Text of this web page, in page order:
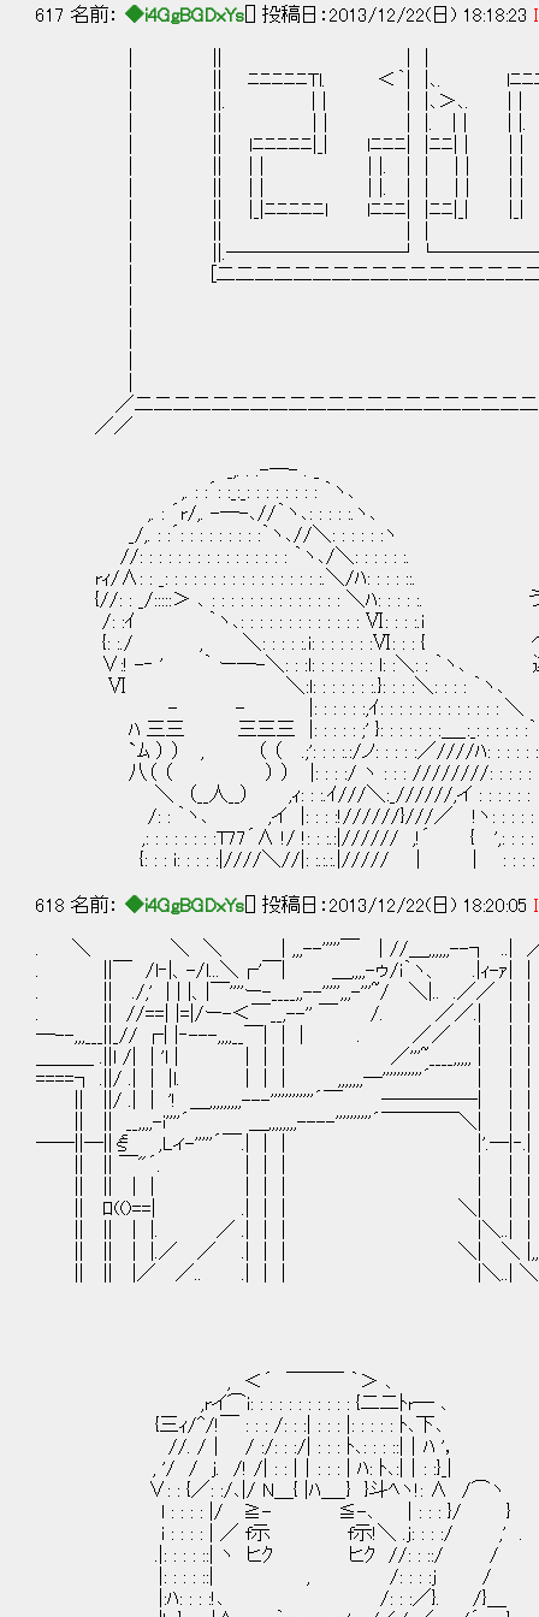
617 名前： ◆i4GgBGDxYs [] 投稿日：2013/12/22(日) 18:18:23
| || ﾆﾆﾆﾆﾆTl. ＜｀| |､. lﾆﾆﾆ
| ||. | | | |､＞､. | |
| || lﾆﾆﾆﾆﾆ|_| lﾆﾆﾆ| |ﾆﾆ
| || |_|ﾆﾆﾆﾆﾆl lﾆﾆﾆ| |ﾆﾆ
|
| [二二二二二二二二二二二二二二二二二
／二二二二二二二二二二二二二二二二二二二二二
／／
_,. . .-―- . _
,. : :´: :_:_: : : : : : : : ｀ヽ､
,. : ´r/,. -―-､//｀ヽ､: : : : :.ヽ､
_/,. : :´: : : : : : : : :｀ヽ､//＼: : : : : :ヽ
//: : : : : : : : : : : : : : : : ｀ヽ､/＼: : : : : :.
rｨ/∧: : _: : : : : : : : : : : : : : : : :.＼/ﾊ: : : : ::.
{//: : _/:::::＞ ､ : : : : : : : : : : : : : : ＼ﾊ: : : : :. うう
/: :ｲ ｀ヽ､: : : : : : : : : : : : : Ⅵ: : : :.i
{: :./ , ＼: : : : :.i: : : : : : :Ⅵ: : : { ベストフレ
∨:! -‐ ' ｀ ー―-＼: : :l: : : : : : : l: :＼: : ｀ヽ､ 連
Ⅵ ＼:l: : : : : : :.}: : : :＼: : : : ｀ヽ､
- - |: : : : : :,ｲ: : : : : : : : : : : : : ＼
ﾊ 三三 三三三 |: : : : : ;' }: : : : : : :＿_:_: : : : : :｀
`ﾑ ） ） , （ （ .;': : : :.:/ノ: : : : :／////ﾊ: : : : : :
八（ （ ） ） |: : : :/ ヽ : : : ////////: : : : :
＼ （__人__） ,ｨ: : :.ｲ///＼:_//////,イ : : : : : :
/: : ｀ヽ､ ,イ |: : : :!//////}///／ !ヽ: : : :
,: : : : : : : :T77´∧ !/ !: : :.:|////// ,!´ { ',: : : :
{: : : i: : : : :|////＼//|: :.:.:.|///// | | : : : :
618 名前： ◆i4GgBGDxYs [] 投稿日：2013/12/22(日) 18:20:05
. ＼ ＼ ＼ | ,,,--'''''￣ | //＿,,,,,,--┐ ..| ／
. ||￣ /l‐|、-/l...＼┌'￣| ＿,,,,-ゥ/i｀ヽ、 .|ｨ-ｧ| |
. || ./,' | | |、|￣''''ー-____,,--''''',,,-'''~/ ＼|.. .／
. || //==| |=|/ー-＜￣__,--'' ￣ /. ／／.|
―--,,,___||_// ┌| |‐---,,,,__￣| | | . ／／
＿＿＿ .||l /| | 'l | | | | ／'''~____,,,,, | | | |
====┐ .||/ .| | |l. | | | ,,,,,,,―'''''''''''´ |
|| ||/ .| | '! ＿,,,,,,,,,---''''''''''''´￣ ―――――|
|| || __,,,,-i''''´ ＿,,,,,,,,----''''''''''´￣￣￣￣
――||―||ξ ,Lィ-'''''´￣.| | | |'.―|‐.| |-
|| || ￣"´. | | | | | | |--''''
|| ﾛ(()==| .| | | ＼| | | | |
|| || | |. ／ .| | | |＼..|
|| || | |.／ ／ .| | | ＼| ＼
|| || |／ ／.. .| | | |＼..| ＼ ＿
, ＜´ ￣￣￣ ｀＞ ､
,rイ⌒i: : : : : : : : : : : {二二ﾄr─ ､
{三ｨ/^/!￣ : : : /: : :| : : : |: : : : : ﾄ､下､
//. /｜ / :/: : :/| : : : ﾄ､: : : ::|｜ﾊ '，
, '/ / j. /! /| : : |｜: : : | ﾊ: ﾄ､:|｜: :}_|
∨: : {／: :/､|/ N＿{ |ﾊ＿_} }斗ﾍヽ!: ∧ /⌒ヽ
l : : : : |/ ≧- ≦-､ | : : : }/ }
i : : : : | ／ f示 f示!＼ .j: : : :/ ,' . やらない
.|: : : : ::| ヽ ヒｸ ヒｸ //: : ::/ / メインヒ
|: : : : ::| , /: : : :j /
|:ﾊ: : : :!､ /: : :／}. /}＿ だから安心